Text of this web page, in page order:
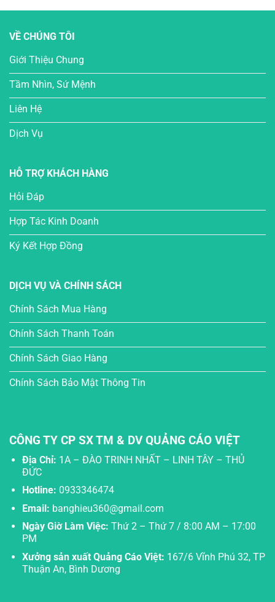
VỀ CHÚNG TÔI
Giới Thiệu Chung
Tầm Nhìn, Sứ Mệnh
Liên Hệ
Dịch Vụ
HỖ TRỢ KHÁCH HÀNG
Hỏi Đáp
Hợp Tác Kinh Doanh
Ký Kết Hợp Đồng
DỊCH VỤ VÀ CHÍNH SÁCH
Chính Sách Mua Hàng
Chính Sách Thanh Toán
Chính Sách Giao Hàng
Chính Sách Bảo Mật Thông Tin
CÔNG TY CP SX TM & DV QUẢNG CÁO VIỆT
Địa Chỉ: 1A – ĐÀO TRINH NHẤT – LINH TÂY – THỦ
ĐỨC
Hotline: 0933346474
Email: banghieu360@gmail.com
Ngày Giờ Làm Việc: Thứ 2 – Thứ 7 / 8:00 AM – 17:00
PM
Xưởng sản xuất Quảng Cáo Việt: 167/6 Vĩnh Phú 32, TP
Thuận An, Bình Dương